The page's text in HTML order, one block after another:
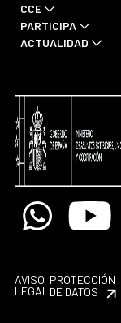
CCE
PARTICIPA
ACTUALIDAD
WhatsappYoutube
AVISO
LEGAL
PROTECCIÓN
DE DATOS